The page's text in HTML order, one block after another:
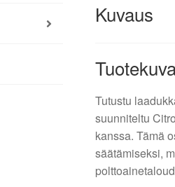
Kuvaus
Tutustu
suunniteltu
kanssa. Tämä
säätämiseksi,